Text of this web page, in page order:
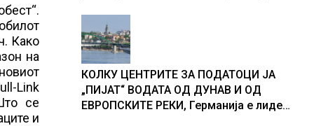
Како
на
Link
се
и
учесниците во бомбардирањето го
доживуваа овој настан што го
промени текот на историјата
КОЛКУ ЦЕНТРИТЕ ЗА ПОДАТОЦИ ЈА
„ПИЈАТ“ ВОДАТА ОД ДУНАВ И ОД
ЕВРОПСКИТЕ РЕКИ, Германија е лидер